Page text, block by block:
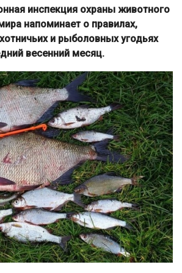
инспекция охраны животного
напоминает о правилах,
и рыболовных угодьях
весенний месяц.